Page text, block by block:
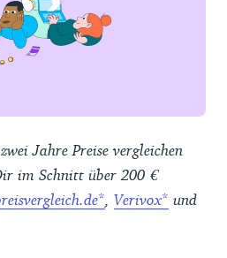
Jahre Preise vergleichen
im Schnitt über 200 €
Verivox
und